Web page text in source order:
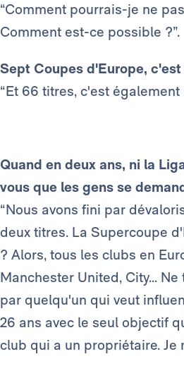
“Comment pourrais-je ne
Comment est-ce possible ?”.
Sept Coupes d'Europe,
“Et 66 titres, c'est également
Quand en deux ans, ni la
vous que les gens se
“Nous avons fini par
deux titres. La Supercoupe
? Alors, tous les clubs en
Manchester United, City...
par quelqu'un qui veut
26 ans avec le seul objectif
club qui a un propriétaire. Je